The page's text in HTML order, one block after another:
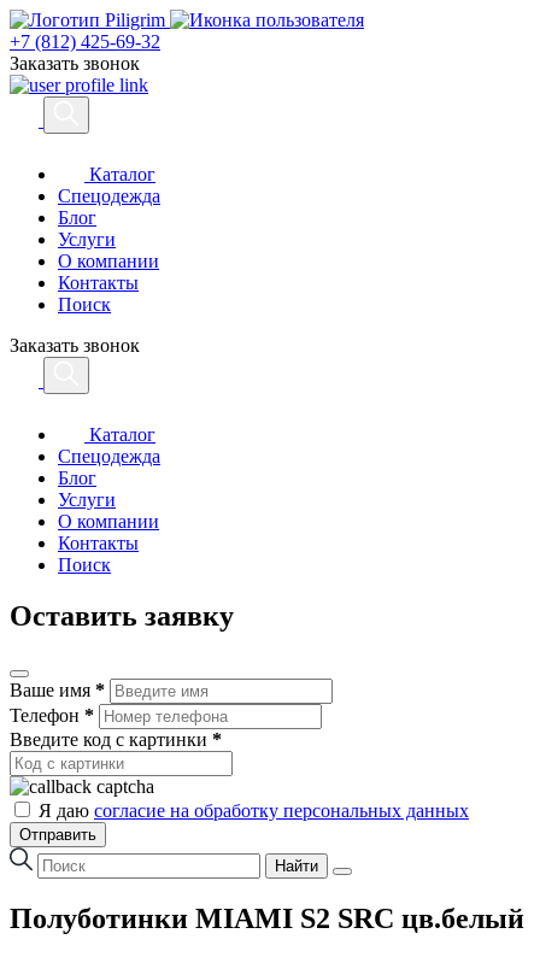
+7 (812) 425-69-32
Заказать звонок
Каталог
Спецодежда
Блог
Услуги
О компании
Контакты
Поиск
Заказать звонок
Каталог
Спецодежда
Блог
Услуги
О компании
Контакты
Поиск
Оставить заявку
Ваше имя *
Телефон *
Введите код с картинки *
Я даю согласие на обработку персональных данных
Отправить
Найти
Полуботинки MIAMI S2 SRC цв.белый